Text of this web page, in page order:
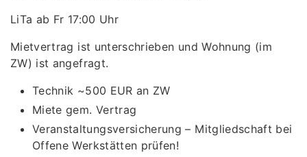
LiTa ab Fr 17:00 Uhr
Mietvertrag ist unterschrieben und Wohnung (im
ZW) ist angefragt.
Technik ~500 EUR an ZW
Miete gem. Vertrag
Veranstaltungsversicherung – Mitgliedschaft bei
Offene Werkstätten prüfen!